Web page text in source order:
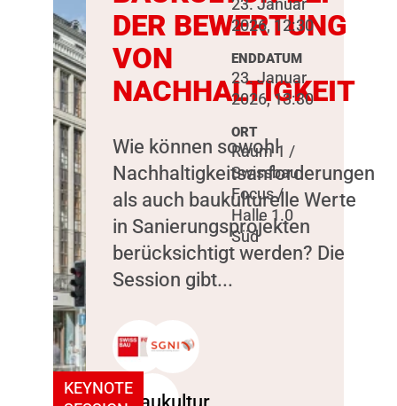
KEYNOTE
DER BEWERTUNG
VON
NACHHALTIGKEIT
Wie können sowohl
Nachhaltigkeitsanforderungen
als auch baukulturelle Werte
in Sanierungsprojekten
berücksichtigt werden? Die
Session gibt...
23. Januar
2026, 12:30
ENDDATUM
23. Januar
2026, 13:30
ORT
Raum 1 /
Swissbau
Focus /
Halle 1.0
Süd